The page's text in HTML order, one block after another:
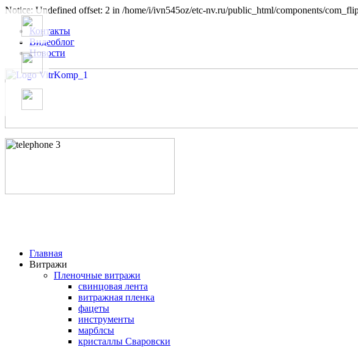
Notice: Undefined offset: 2 in /home/i/ivn545oz/etc-nv.ru/public_html/components/
Контакты
Видеоблог
Новости
Главная
Витражи
Пленочные витражи
свинцовая лента
витражная пленка
фацеты
инструменты
марблсы
кристаллы Сваровски